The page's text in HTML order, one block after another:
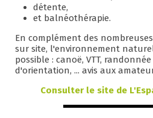
détente,
et balnéothérapie.
En complément des
sur site, l'environnement
possible : canoë, VTT,
d'orientation, ... avis aux
Consulter le site de